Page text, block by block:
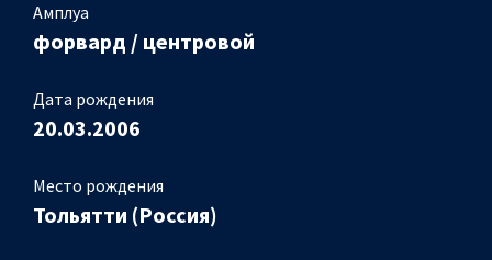
Амплуа
форвард / центровой
Дата рождения
20.03.2006
Место рождения
Тольятти (Россия)